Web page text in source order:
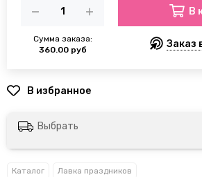
Сумма заказа:
360.00 руб
В
Заказ
Выбрать
Каталог Лавка праздников